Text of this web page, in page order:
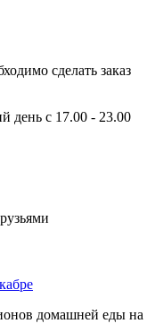
сделать заказ
день с 17.00 - 23.00
домашней еды на